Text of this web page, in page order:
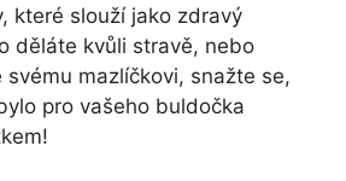
které slouží jako zdravý
děláte kvůli stravě, nebo
svému mazlíčkovi, snažte se,
pro vašeho buldočka